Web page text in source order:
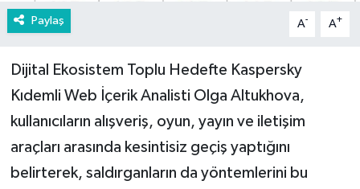
Paylaş A- A+
Dijital Ekosistem Toplu Hedefte Kaspersky
Kıdemli Web İçerik Analisti Olga Altukhova,
kullanıcıların alışveriş, oyun, yayın ve iletişim
araçları arasında kesintisiz geçiş yaptığını
belirterek, saldırganların da yöntemlerini bu